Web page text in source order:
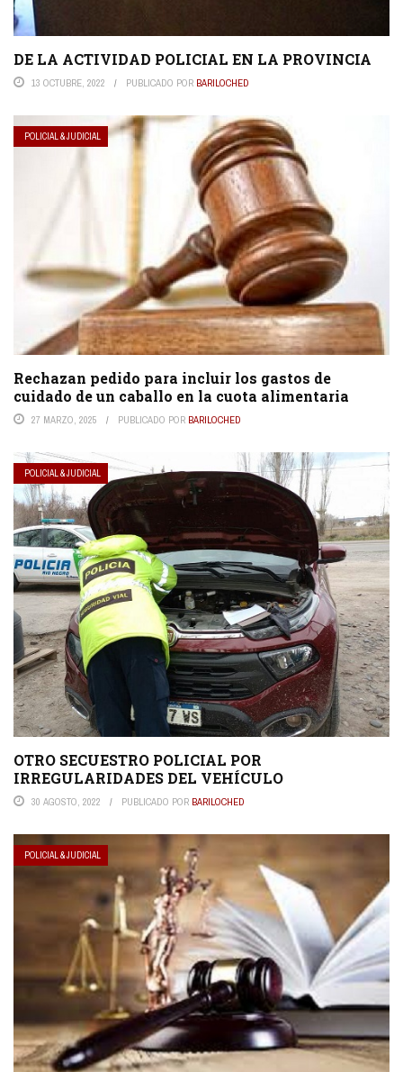
DE LA ACTIVIDAD POLICIAL EN LA PROVINCIA
13 OCTUBRE, 2022 PUBLICADO POR BARILOCHED
POLICIAL & JUDICIAL
Rechazan pedido para incluir los gastos de
cuidado de un caballo en la cuota alimentaria
27 MARZO, 2025 PUBLICADO POR BARILOCHED
POLICIAL & JUDICIAL
OTRO SECUESTRO POLICIAL POR
IRREGULARIDADES DEL VEHÍCULO
30 AGOSTO, 2022 PUBLICADO POR BARILOCHED
POLICIAL & JUDICIAL